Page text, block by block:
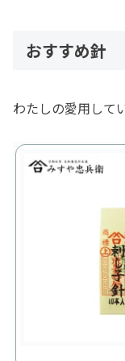
おすすめ針
わたしの愛用して